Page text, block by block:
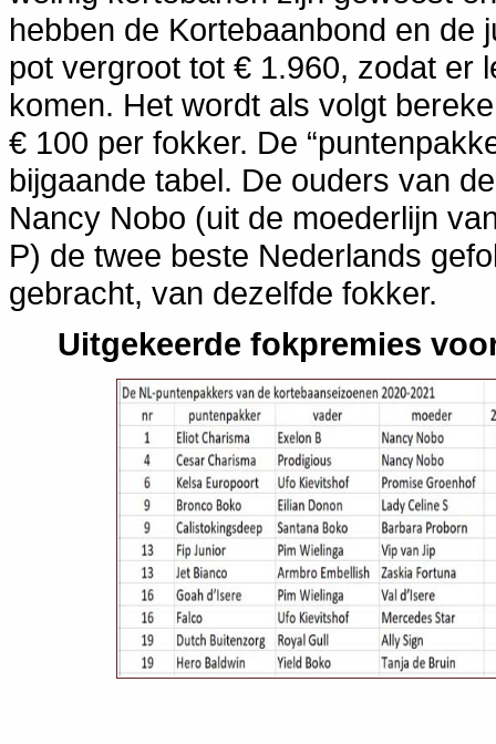
hebben de Kortebaanbond en de
pot vergroot tot € 1.960, zodat er
komen. Het wordt als volgt
€ 100 per fokker. De
bijgaande tabel. De ouders van
Nancy Nobo (uit de moederlijn
P) de twee beste Nederlands
gebracht, van dezelfde fokker.
Uitgekeerde fokpremies